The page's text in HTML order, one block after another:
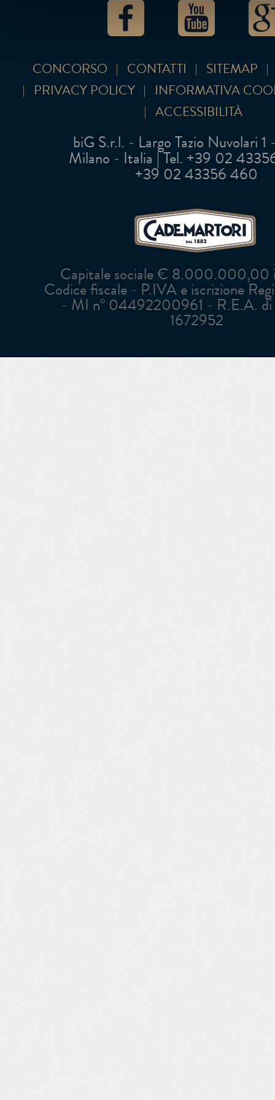
CONCORSO CONTATTI
SITEMAP
PRIVACY POLICY
INFORMATIVA
ACCESSIBILITÀ
biG S.r.l. - Largo Tazio Nuvolari
Milano - Italia | Tel. +39 02 43356
+39 02 43356 460
Capitale sociale € 8.000.000,00
Codice fiscale - P.IVA e iscrizione
- MI n° 04492200961 - R.E.A. di
1672952